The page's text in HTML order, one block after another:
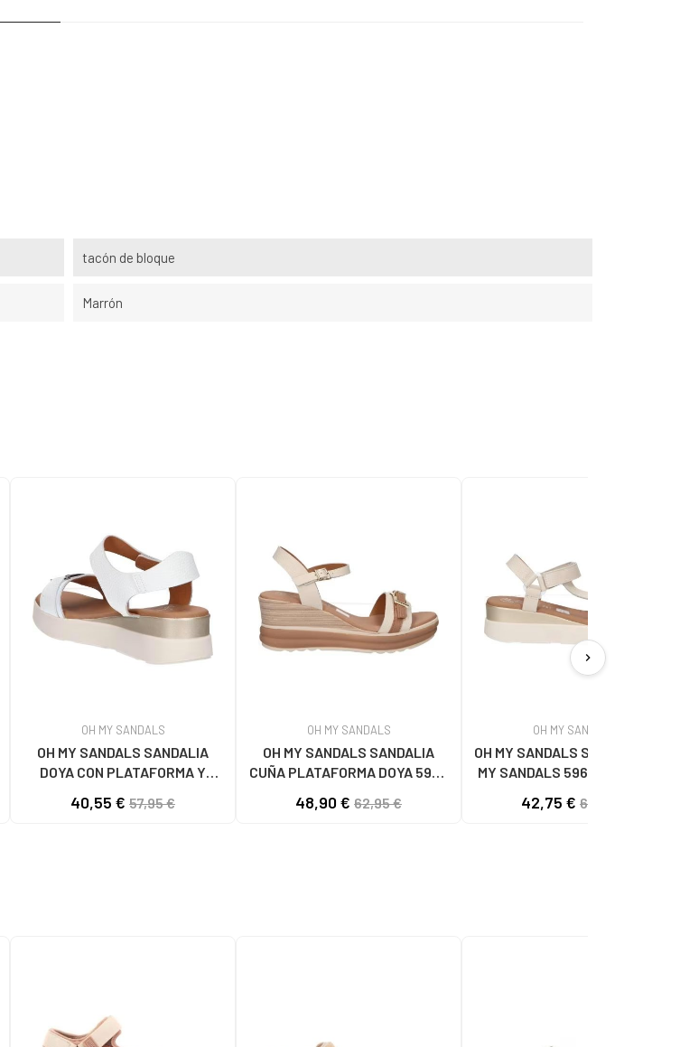
tacón de bloque
Marrón
OH MY SANDALS
OH MY SANDALS SANDALIA
DOYA CON PLATAFORMA Y
BLANCO
40,55 € 57,95 €
OH MY SANDALS
OH MY SANDALS SANDALIA
CUÑA PLATAFORMA DOYA 5993
48,90 € 62,95 €
OH MY SANDALS
OH MY SANDALS SANDALIAS OH
MY SANDALS 5961-DO90 DOYA
42,75 € 62,95 €
chevron_right